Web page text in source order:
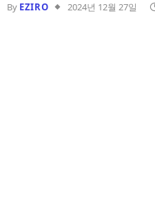
By EZIRO 2024년 12월 27일